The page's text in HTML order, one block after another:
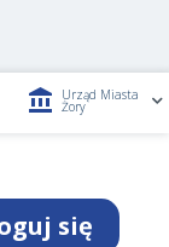
account_balance Urząd Miasta
Żory
się